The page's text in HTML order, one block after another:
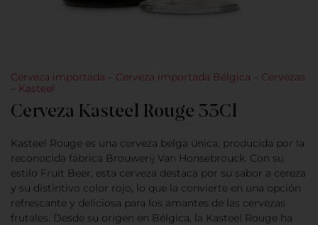
Cerveza importada Cerveza importada Bélgica
Cervezas
Kasteel
Cerveza Kasteel Rouge 33Cl
Kasteel Rouge es una cerveza belga única, producida por la
reconocida fábrica Brouwerij Van Honsebrouck. Con su
estilo Fruit Beer, esta cerveza destaca por su sabor a cereza
y su distintivo color rojo, lo que la convierte en una opción
refrescante y deliciosa para los amantes de las cervezas
frutales. Desde su origen en Bélgica, la Kasteel Rouge ha